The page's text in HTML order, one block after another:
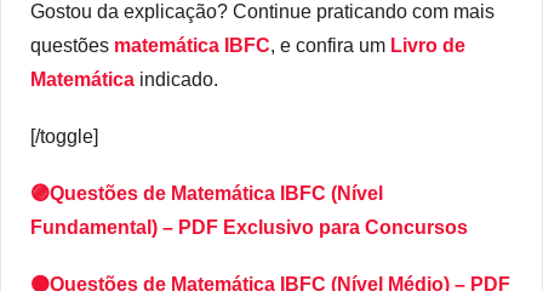
Gostou da explicação? Continue praticando com mais
questões matemática IBFC, e confira um Livro de
Matemática indicado.
[/toggle]
🟣Questões de Matemática IBFC (Nível
Fundamental) – PDF Exclusivo para Concursos
🟠Questões de Matemática IBFC (Nível Médio) – PDF